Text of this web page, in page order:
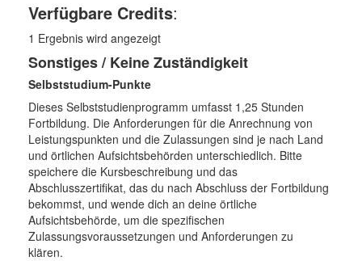
Verfügbare Credits:
1 Ergebnis wird angezeigt
Sonstiges / Keine Zuständigkeit
Selbststudium-Punkte
Dieses Selbststudienprogramm umfasst 1,25 Stunden
Fortbildung. Die Anforderungen für die Anrechnung von
Leistungspunkten und die Zulassungen sind je nach Land
und örtlichen Aufsichtsbehörden unterschiedlich. Bitte
speichere die Kursbeschreibung und das
Abschlusszertifikat, das du nach Abschluss der Fortbildung
bekommst, und wende dich an deine örtliche
Aufsichtsbehörde, um die spezifischen
Zulassungsvoraussetzungen und Anforderungen zu
klären.